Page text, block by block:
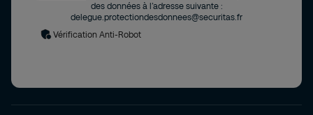
des données à l’adresse suivante :
delegue.protectiondesdonnees@securitas.fr
Vérification Anti-Robot